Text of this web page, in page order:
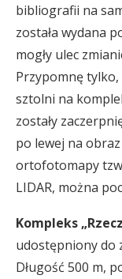
bibliografii na
została wydana
mogły ulec
Przypomnę
sztolni na
zostały
po lewej na
ortofotomapy
LIDAR, można
Kompleks
udostępniony do
Długość 500 m,